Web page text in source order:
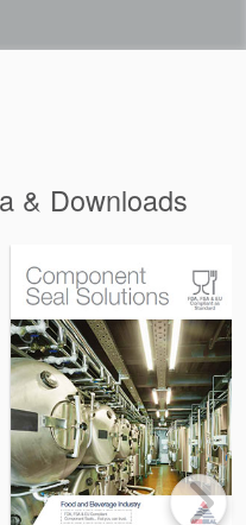
& Downloads